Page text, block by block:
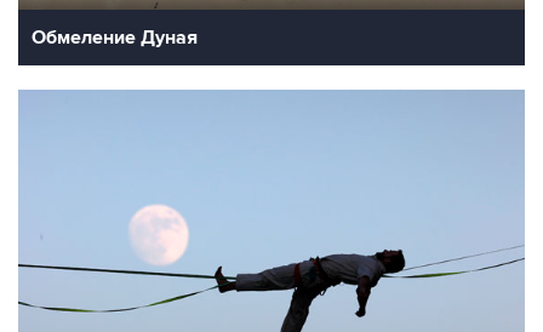
Обмеление Дуная